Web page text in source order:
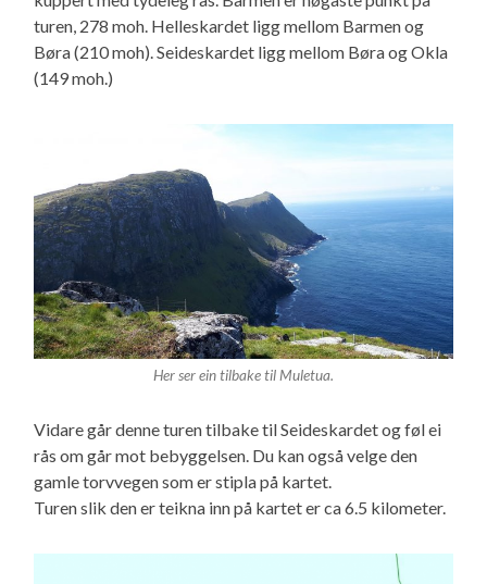
turen, 278 moh. Helleskardet ligg mellom Barmen og
Børa (210 moh). Seideskardet ligg mellom Børa og Okla
(149 moh.)
Her ser ein tilbake til Muletua.
Vidare går denne turen tilbake til Seideskardet og føl ei
rås om går mot bebyggelsen. Du kan også velge den
gamle torvvegen som er stipla på kartet.
Turen slik den er teikna inn på kartet er ca 6.5 kilometer.